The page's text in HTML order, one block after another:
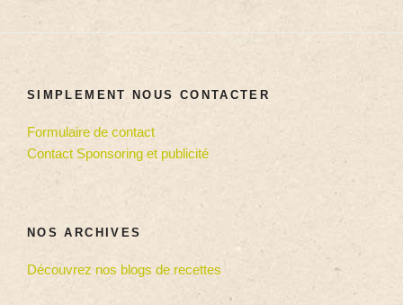
SIMPLEMENT NOUS CONTACTER
Formulaire de contact
Contact Sponsoring et publicité
NOS ARCHIVES
Découvrez nos blogs de recettes